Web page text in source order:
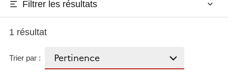
Filtrer les résultats
1 résultat
Trier par :